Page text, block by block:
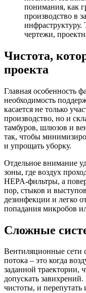
понимания, как
производство в
инфраструктуру.
чертежи,
Чистота,
проекта
Главная особенность
необходимость
касается не только
производство, но и
тамбуров, шлюзов и
так, чтобы
и упрощать уборку.
Отдельное внимание
зоны, где воздух
HEPA-фильтры, а
пор, стыков и
дезинфекции и легко
попадания микробов
Сложные
Вентиляционные сети
потока – это когда
заданной траектории,
допускать
чистоты, и перепутать